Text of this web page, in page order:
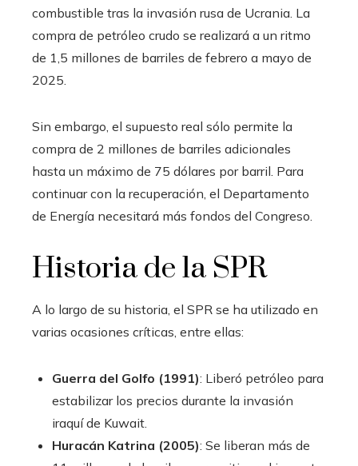
combustible tras la invasión rusa de Ucrania. La
compra de petróleo crudo se realizará a un ritmo
de 1,5 millones de barriles de febrero a mayo de
2025.
Sin embargo, el supuesto real sólo permite la
compra de 2 millones de barriles adicionales
hasta un máximo de 75 dólares por barril. Para
continuar con la recuperación, el Departamento
de Energía necesitará más fondos del Congreso.
Historia de la SPR
A lo largo de su historia, el SPR se ha utilizado en
varias ocasiones críticas, entre ellas:
Guerra del Golfo (1991): Liberó petróleo para
estabilizar los precios durante la invasión
iraquí de Kuwait.
Huracán Katrina (2005): Se liberan más de